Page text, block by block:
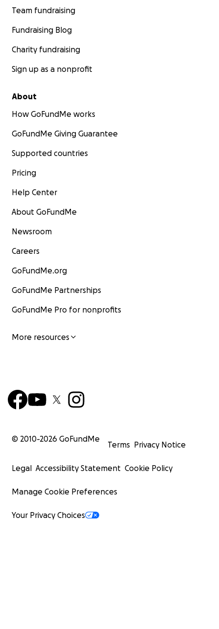
Team fundraising
Fundraising Blog
Charity fundraising
Sign up as a nonprofit
About
How GoFundMe works
GoFundMe Giving Guarantee
Supported countries
Pricing
Help Center
About GoFundMe
Newsroom
Careers
GoFundMe.org
GoFundMe Partnerships
GoFundMe Pro for nonprofits
More resources
© 2010-2026 GoFundMe
Terms Privacy Notice
Legal Accessibility Statement Cookie Policy
Manage Cookie Preferences
Your Privacy Choices